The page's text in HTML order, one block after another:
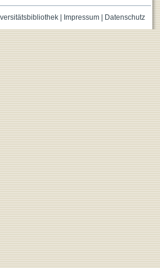
| Impressum| Datenschutz